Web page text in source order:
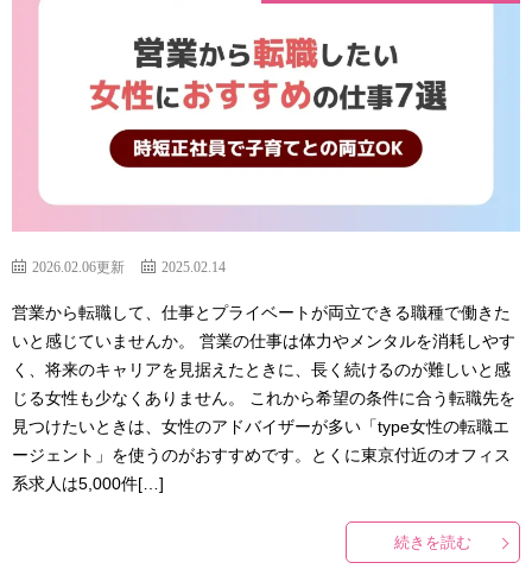
2026.02.06更新 2025.02.14
営業から転職して、仕事とプライベートが両立できる職種で働きた
いと感じていませんか。 営業の仕事は体力やメンタルを消耗しやす
く、将来のキャリアを見据えたときに、長く続けるのが難しいと感
じる女性も少なくありません。 これから希望の条件に合う転職先を
見つけたいときは、女性のアドバイザーが多い「type女性の転職エ
ージェント」を使うのがおすすめです。とくに東京付近のオフィス
系求人は5,000件[…]
続きを読む